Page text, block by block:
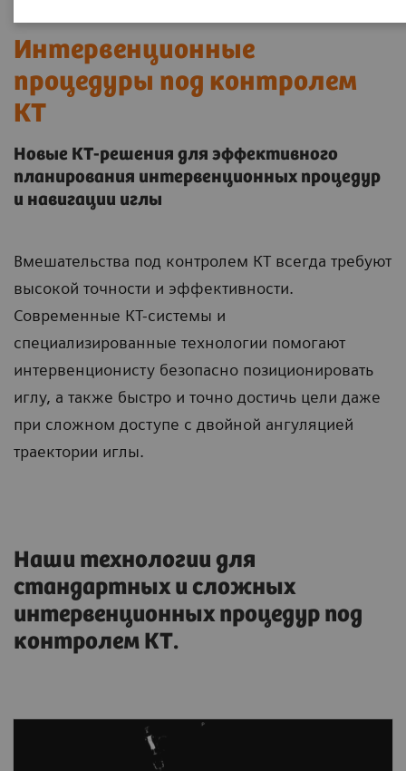
Интервенционные
процедуры под контролем
КТ
Новые КТ-решения для эффективного
планирования интервенционных процедур
и навигации иглы
Вмешательства под контролем КТ всегда требуют
высокой точности и эффективности.
Современные КТ-системы и
специализированные технологии помогают
интервенционисту безопасно позиционировать
иглу, а также быстро и точно достичь цели даже
при сложном доступе с двойной ангуляцией
траектории иглы.
Наши технологии для
стандартных и сложных
интервенционных процедур под
контролем КТ.